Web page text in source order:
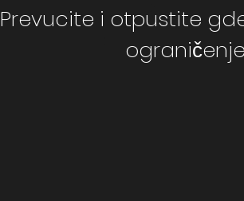
Prevucite i otpustite